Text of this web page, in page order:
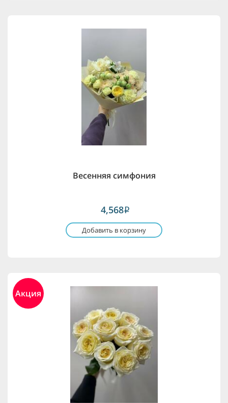
Весенняя симфония
4,568i
Добавить в корзину
Акция